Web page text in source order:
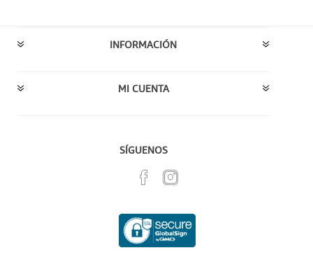
INFORMACIÓN
MI CUENTA
SÍGUENOS